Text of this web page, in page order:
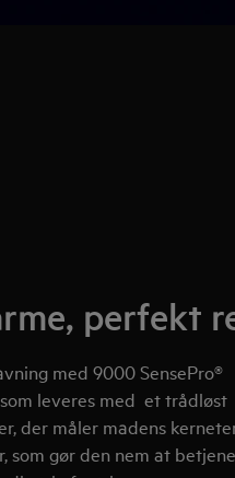
perfekt
med 9000 SensePro®
leveres med et trådløst
der måler madens
som gør den nem at